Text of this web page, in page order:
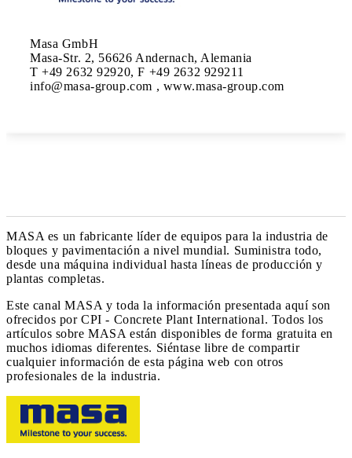
Masa GmbH
Masa-Str. 2, 56626 Andernach, Alemania
T +49 2632 92920, F +49 2632 929211
MASA es un fabricante líder de equipos para la industria de
bloques y pavimentación a nivel mundial. Suministra todo,
desde una máquina individual hasta líneas de producción y
plantas completas.
Este canal MASA y toda la información presentada aquí son
ofrecidos por CPI - Concrete Plant International. Todos los
artículos sobre MASA están disponibles de forma gratuita en
muchos idiomas diferentes. Siéntase libre de compartir
cualquier información de esta página web con otros
profesionales de la industria.